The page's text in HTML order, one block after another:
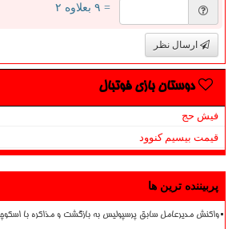
= ۹ بعلاوه ۲
ارسال نظر
دوستان بازی فوتبال
فیش حج
قیمت بیسیم کنوود
پربیننده ترین ها
واکنش مدیرعامل سابق پرسپولیس به بازگشت و مذاکره با